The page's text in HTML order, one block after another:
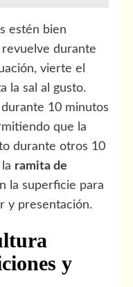
estén bien
revuelve durante
vierte el
la sal al gusto.
10 minutos
que la
durante otros 10
ramita de
la superficie para
y presentación.
y